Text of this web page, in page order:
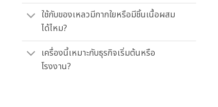
ใช้กับของเหลวมีกากใยหรือมีชิ้นเนื้อผสม
ได้ไหม?
เครื่องนี้เหมาะกับธุรกิจเริ่มต้นหรือ
โรงงาน?